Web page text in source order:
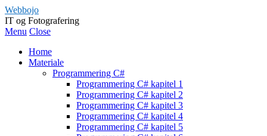
Webbojo
IT og Fotografering
Menu Close
Home
Materiale
Programmering C#
Programmering C# kapitel 1
Programmering C# kapitel 2
Programmering C# kapitel 3
Programmering C# kapitel 4
Programmering C# kapitel 5